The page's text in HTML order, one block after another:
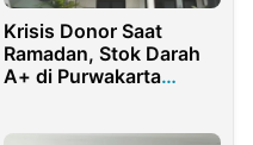
Krisis Donor Saat
Ramadan, Stok Darah
A+ di Purwakarta